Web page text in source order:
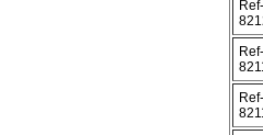
Ref-
Ref-
Ref-